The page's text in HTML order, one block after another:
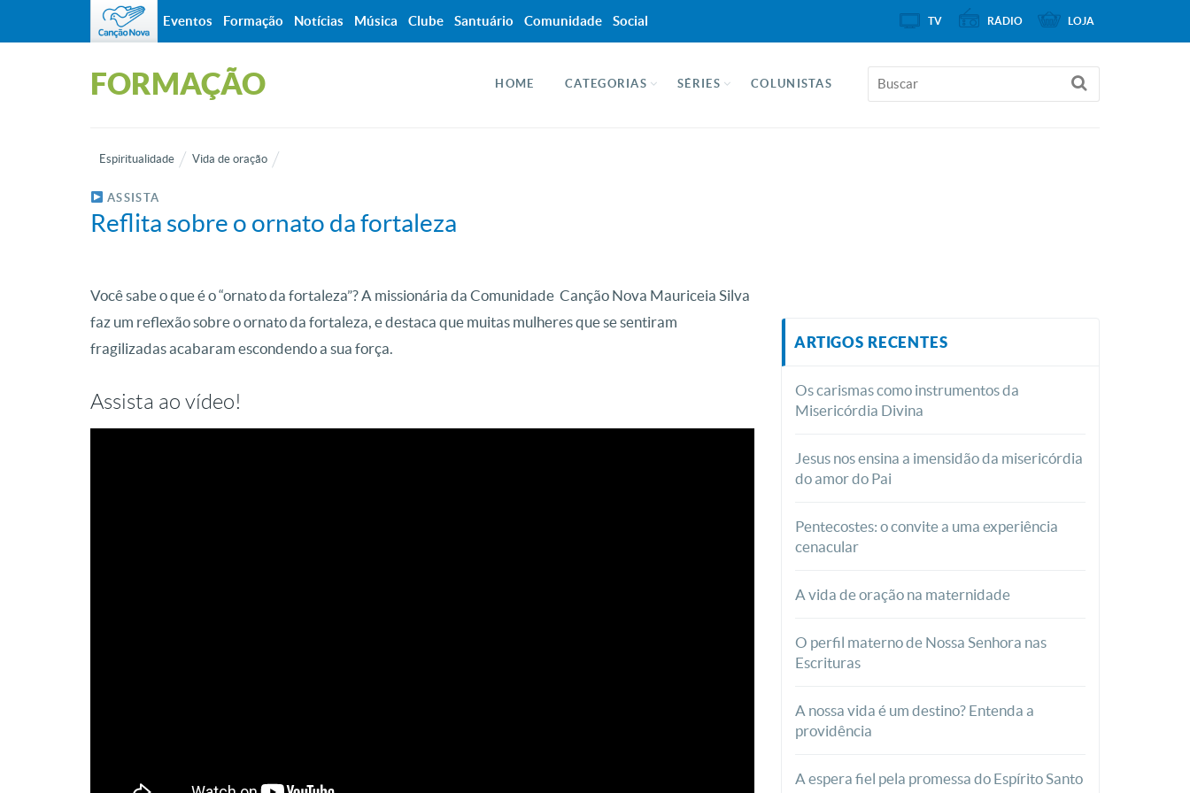
FORMAÇÃO HOME CATEGORIAS SÉRIES COLUNISTAS
Espiritualidade Vida de oração
ASSISTA
Reflita sobre o ornato da fortaleza
Você sabe o que é o “ornato da fortaleza”? A missionária da Comunidade Canção Nova Mauriceia Silva
faz um reflexão sobre o ornato da fortaleza, e destaca que muitas mulheres que se sentiram
fragilizadas acabaram escondendo a sua força.
Assista ao vídeo!
ARTIGOS RECENTES
Os carismas como instrumentos da
Misericórdia Divina
Jesus nos ensina a imensidão da misericórdia
do amor do Pai
Pentecostes: o convite a uma experiência
cenacular
A vida de oração na maternidade
O perfil materno de Nossa Senhora nas
Escrituras
A nossa vida é um destino? Entenda a
providência
A espera fiel pela promessa do Espírito Santo
Eventos Formação Notícias Música Clube Santuário Comunidade Social TV RÁDIO LOJA